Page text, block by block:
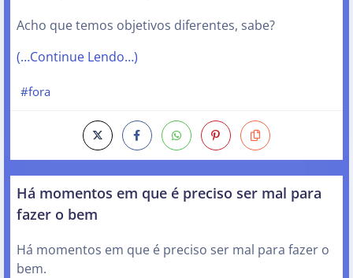
Acho que temos objetivos diferentes, sabe?
(…Continue Lendo…)
#fora
Há momentos em que é preciso ser mal para
fazer o bem
Há momentos em que é preciso ser mal para fazer o
bem.